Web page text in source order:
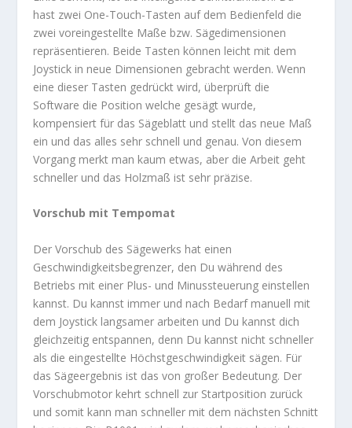
hast zwei One-Touch-Tasten auf dem Bedienfeld die
zwei voreingestellte Maße bzw. Sägedimensionen
repräsentieren. Beide Tasten können leicht mit dem
Joystick in neue Dimensionen gebracht werden. Wenn
eine dieser Tasten gedrückt wird, überprüft die
Software die Position welche gesägt wurde,
kompensiert für das Sägeblatt und stellt das neue Maß
ein und das alles sehr schnell und genau. Von diesem
Vorgang merkt man kaum etwas, aber die Arbeit geht
schneller und das Holzmaß ist sehr präzise.
Vorschub mit Tempomat
Der Vorschub des Sägewerks hat einen
Geschwindigkeitsbegrenzer, den Du während des
Betriebs mit einer Plus- und Minussteuerung einstellen
kannst. Du kannst immer und nach Bedarf manuell mit
dem Joystick langsamer arbeiten und Du kannst dich
gleichzeitig entspannen, denn Du kannst nicht schneller
als die eingestellte Höchstgeschwindigkeit sägen. Für
das Sägeergebnis ist das von großer Bedeutung. Der
Vorschubmotor kehrt schnell zur Startposition zurück
und somit kann man schneller mit dem nächsten Schnitt